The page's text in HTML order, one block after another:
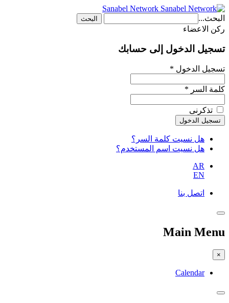
Sanabel Network
البحث...
البحث
ركن الاعضاء
تسجيل الدخول إلى حسابك
تسجيل الدخول *
كلمة السر *
تذكرنى
هل نسيت كلمة السر؟
هل نسيت اسم المستخدم؟
AR
EN
اتصل بنا
Main Menu
×
Calendar